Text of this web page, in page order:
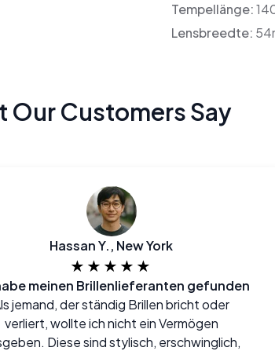
Tempellänge:
Lensbreedte:
Our Customers Say
Hassan Y., New York
★★★★★
meinen Brillenlieferanten gefunden
jemand, der ständig Brillen bricht oder
verliert, wollte ich nicht ein Vermögen
Diese sind stylisch, erschwinglich,